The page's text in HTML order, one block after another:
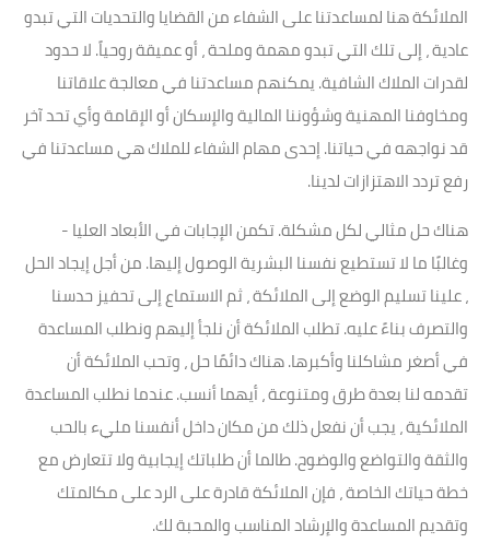
الملائكة هنا لمساعدتنا على الشفاء من القضايا والتحديات التي تبدو
عادية ، إلى تلك التي تبدو مهمة وملحة ، أو عميقة روحياً. لا حدود
لقدرات الملاك الشافية. يمكنهم مساعدتنا في معالجة علاقاتنا
ومخاوفنا المهنية وشؤوننا المالية والإسكان أو الإقامة وأي تحد آخر
قد نواجهه في حياتنا. إحدى مهام الشفاء للملاك هي مساعدتنا في
رفع تردد الاهتزازات لدينا.
هناك حل مثالي لكل مشكلة. تكمن الإجابات في الأبعاد العليا -
وغالبًا ما لا تستطيع نفسنا البشرية الوصول إليها. من أجل إيجاد الحل
، علينا تسليم الوضع إلى الملائكة ، ثم الاستماع إلى تحفيز حدسنا
والتصرف بناءً عليه. تطلب الملائكة أن نلجأ إليهم ونطلب المساعدة
في أصغر مشاكلنا وأكبرها. هناك دائمًا حل ، وتحب الملائكة أن
تقدمه لنا بعدة طرق ومتنوعة ، أيهما أنسب. عندما نطلب المساعدة
الملائكية ، يجب أن نفعل ذلك من مكان داخل أنفسنا مليء بالحب
والثقة والتواضع والوضوح. طالما أن طلباتك إيجابية ولا تتعارض مع
خطة حياتك الخاصة ، فإن الملائكة قادرة على الرد على مكالمتك
وتقديم المساعدة والإرشاد المناسب والمحبة لك.